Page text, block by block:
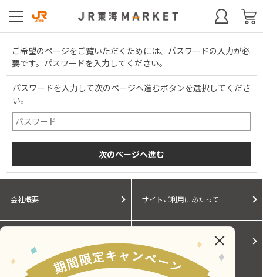
ご希望のページをご覧いただくためには、パスワードの入力が必
要です。パスワードを入力してください。
パスワードを入力して次のページへ進むボタンを選択してくださ
い。
会社概要 サイトご利用にあたって